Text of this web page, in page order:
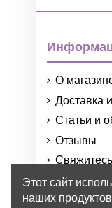
О
Доставка
Статьи и
Отзывы
Порядок и
Этот сайт
наших